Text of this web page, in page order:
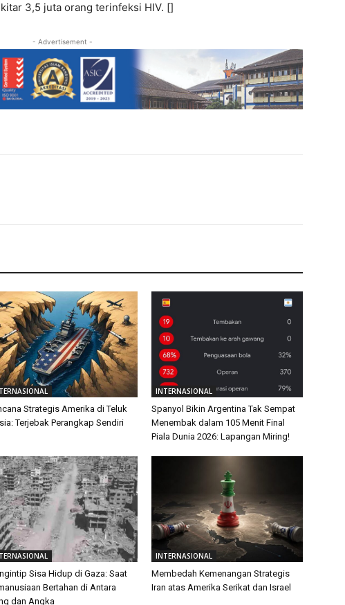
3,5 juta orang terinfeksi HIV. []
- Advertisement -
Strategis Amerika di Teluk
Terjebak Perangkap Sendiri
INTERNASIONAL
Spanyol Bikin Argentina Tak Sempat
Menembak dalam 105 Menit Final
Piala Dunia 2026: Lapangan Miring!
Sisa Hidup di Gaza: Saat
Bertahan di Antara
dan Angka
INTERNASIONAL
Membedah Kemenangan Strategis
Iran atas Amerika Serikat dan Israel